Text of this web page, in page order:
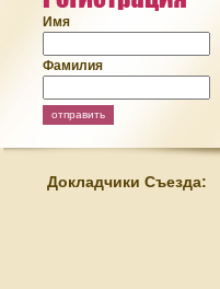
Имя
Фамилия
Докладчики Съезда: